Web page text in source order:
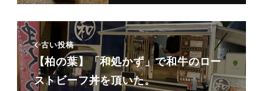
古い投稿
【柏の葉】「和処かず」で和牛のロー
ストビーフ丼を頂いた。